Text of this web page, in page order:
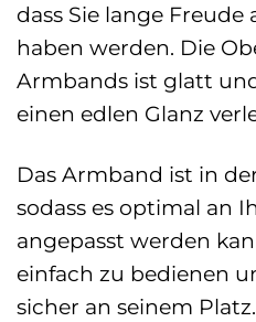
dass Sie lange
haben werden. Die
Armbands ist glatt
einen edlen Glanz
Das Armband ist in
sodass es optimal an
angepasst werden
einfach zu bedienen
sicher an seinem Platz.